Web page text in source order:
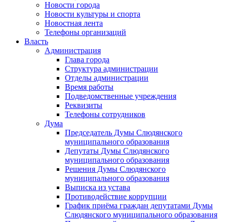
Новости города
Новости культуры и спорта
Новостная лента
Телефоны организаций
Власть
Администрация
Глава города
Структура администрации
Отделы администрации
Время работы
Подведомственные учреждения
Реквизиты
Телефоны сотрудников
Дума
Председатель Думы Слюдянского
муниципального образования
Депутаты Думы Слюдянского
муниципального образования
Решения Думы Слюдянского
муниципального образования
Выписка из устава
Противодействие коррупции
График приёма граждан депутатами Думы
Слюдянского муниципального образования